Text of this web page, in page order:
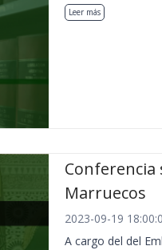
Leer más
Conferencia
Marruecos
2023-09-19
A cargo del del